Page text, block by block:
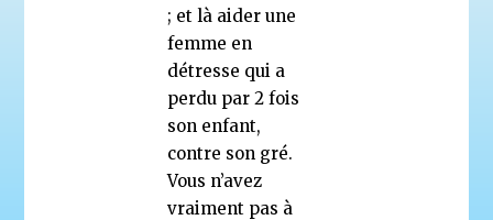
; et là aider une
femme en
détresse qui a
perdu par 2 fois
son enfant,
contre son gré.
Vous n’avez
vraiment pas à